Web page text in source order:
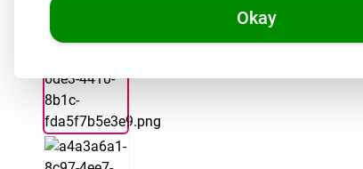
Okay
Straßenschild